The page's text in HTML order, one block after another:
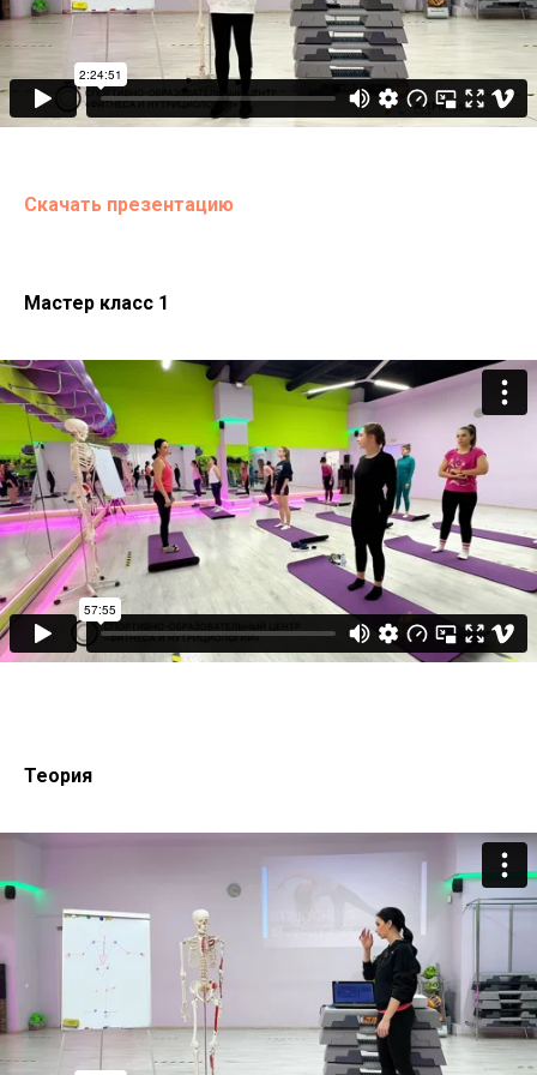
Скачать презентацию
Мастер класс 1
Теория